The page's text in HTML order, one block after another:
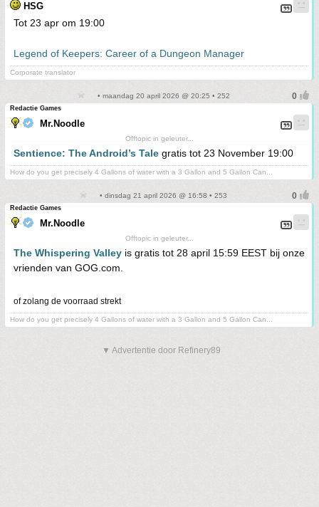
HSG
Tot 23 apr om 19:00
Legend of Keepers: Career of a Dungeon Manager
Corporate translator
• maandag 20 april 2026 @ 20:25 • 252
Redactie Games
Mr.Noodle
Offtopic in geleuter...
Sentience: The Android’s Tale gratis tot 23 November 19:00
How do you get precisely 4 Gallons of water with a 3 Gallon and 5 Gallon Can...
• dinsdag 21 april 2026 @ 16:58 • 253
Redactie Games
Mr.Noodle
Offtopic in geleuter...
The Whispering Valley is gratis tot 28 april 15:59 EEST bij onze
vrienden van GOG.com.
of zolang de voorraad strekt
How do you get precisely 4 Gallons of water with a 3 Gallon and 5 Gallon Can...
▼ Advertentie door Refinery89